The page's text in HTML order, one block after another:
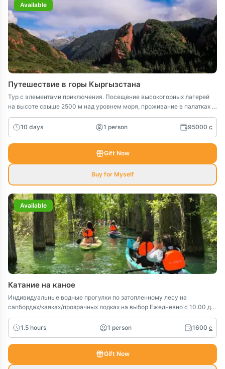
Available
Путешествие в горы Кыргызстана
Тур с элементами приключения. Посещение высокогорных лагерей
на высоте свыше 2500 м над уровнем моря, проживание в палатках и
юртах, пешие походы в горах до 4 часов. Кыргызстан – это
невероятно красивая страна в самом сердце Центральной Азии,
известная своими нетронутыми горами, обширными пастбищами,
кристально чистыми озёрами и богатой кочевой культурой. Этот тур
предлагает вам не только возможность исследовать потрясающие
пейзажи, но и погрузиться в древние традиции, проследить путь
Великого Шёлкового пути и открыть для себя тайные уголки
отдалённых регионов, которые редко посещают путешественники. За
10 дней вы отправитесь из шумных улиц Бишкека к высокогорным
альпийским озёрам Сон-Куль и Кел-Суу, прогуляетесь по
волшебным каньонам, встретитесь с умелыми мастерами, посетите
местных кочевников и прочувствуете образ жизни, сохранившийся
сквозь века.
10 days 1 person 95000 c
Gift Now
Buy for Myself
Available
Катание на каное
Индивидуальные водные прогулки по затопленному лесу на
сапбордах/каяках/прозрачных лодках на выбор Ежедневно с 10.00 до
20.00 Стоимость: 1200 сом с человека Детский тариф до 12 лет: 600
сом с человека Длительность прогулки: 1,5 часа Возрастные
ограничения: от 3х лет В выходные и праздничные дни
предварительная запись обязательна! Трансфер в стоимость не
1.5 hours 1 person 1600 c
Gift Now